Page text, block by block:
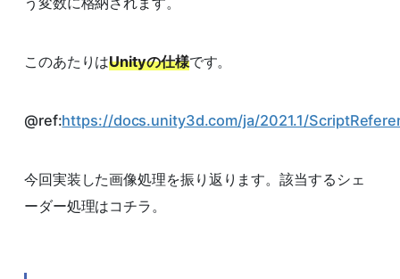
このあたりはUnityの仕様です。
@ref:https://docs.unity3d.com/ja/2021.1/
今回実装した画像処理を振り返ります。該当するシェ
ーダー処理はコチラ。